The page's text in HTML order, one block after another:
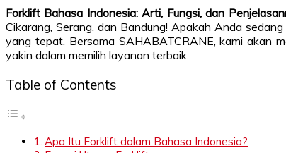
Forklift Bahasa Indonesia: Arti, Fungsi, dan
Cikarang, Serang, dan Bandung! Apakah Anda
yang tepat. Bersama SAHABATCRANE, kami akan
yakin dalam memilih layanan terbaik.
Table of Contents
Apa Itu Forklift dalam Bahasa Indonesia?